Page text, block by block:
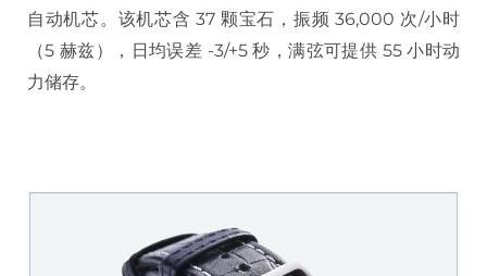
自动机芯。该机芯含 37 颗宝石，振频 36,000 次/小时
（5 赫兹），日均误差 -3/+5 秒，满弦可提供 55 小时动
力储存。